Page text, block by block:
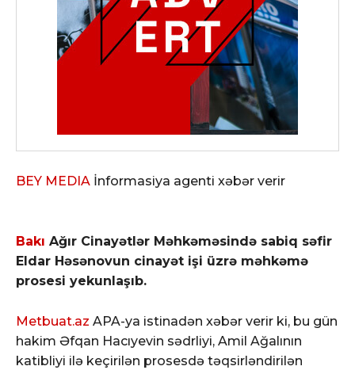
BEY MEDIA İnformasiya agenti xəbər verir
Bakı Ağır Cinayətlər Məhkəməsində sabiq səfir
Eldar Həsənovun cinayət işi üzrə məhkəmə
prosesi yekunlaşıb.
Metbuat.az APA-ya istinadən xəbər verir ki, bu gün
hakim Əfqan Hacıyevin sədrliyi, Amil Ağalının
katibliyi ilə keçirilən prosesdə təqsirləndirilən